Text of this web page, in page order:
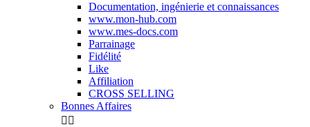
Documentation, ingénierie et connaissances
www.mon-hub.com
www.mes-docs.com
Parrainage
Fidélité
Like
Affiliation
CROSS SELLING
Bonnes Affaires
 